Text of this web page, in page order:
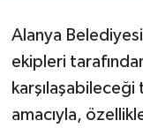
Alanya
ekipleri
amacıyla,